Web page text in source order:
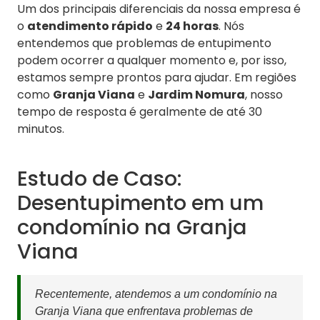
Um dos principais diferenciais da nossa empresa é
o atendimento rápido e 24 horas. Nós
entendemos que problemas de entupimento
podem ocorrer a qualquer momento e, por isso,
estamos sempre prontos para ajudar. Em regiões
como Granja Viana e Jardim Nomura, nosso
tempo de resposta é geralmente de até 30
minutos.
Estudo de Caso:
Desentupimento em um
condomínio na Granja
Viana
Recentemente, atendemos a um condomínio na
Granja Viana que enfrentava problemas de